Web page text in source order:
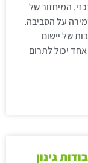
המיחזור של
על הסביבה.
של יישום
יכול לתרום
גינון